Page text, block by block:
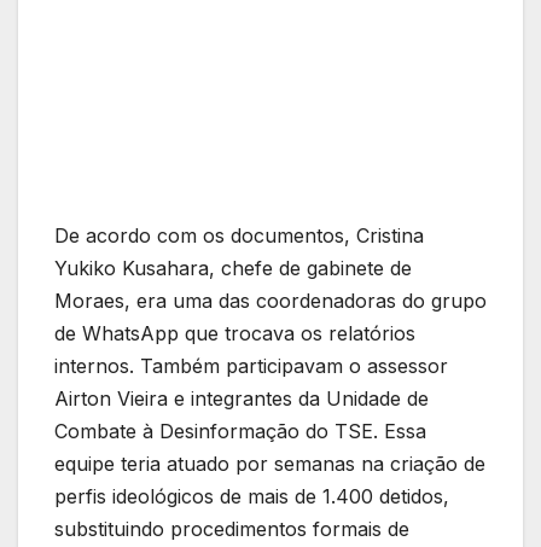
De acordo com os documentos, Cristina
Yukiko Kusahara, chefe de gabinete de
Moraes, era uma das coordenadoras do grupo
de WhatsApp que trocava os relatórios
internos. Também participavam o assessor
Airton Vieira e integrantes da Unidade de
Combate à Desinformação do TSE. Essa
equipe teria atuado por semanas na criação de
perfis ideológicos de mais de 1.400 detidos,
substituindo procedimentos formais de